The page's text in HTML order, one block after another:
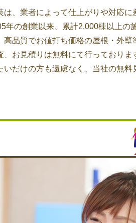
は、業者によって仕上がりや対応に
年の創業以来、累計2,000棟以上の
高品質でお値打ち価格の屋根・外壁
、お見積りは無料にて行っておりま
いだけの方も遠慮なく、当社の無料